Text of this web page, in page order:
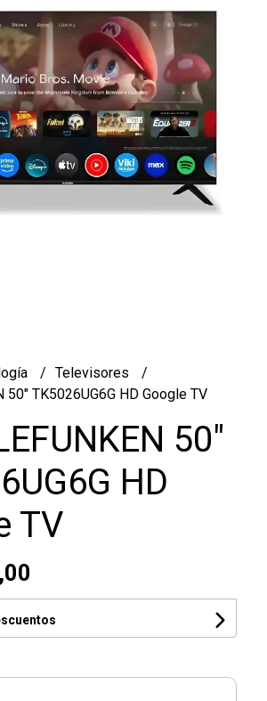
Televisores
50" TK5026UG6G HD Google TV
50"
HD
TV